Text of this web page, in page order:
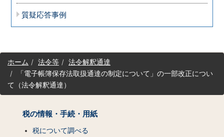
質疑応答事例
サ
イホーム 法令等
法令解釈通達
「電子帳簿保存法取扱通達の制定について」の一部改正につい
て（法令解釈通達）
税の情報・手続・用紙
税について調べる